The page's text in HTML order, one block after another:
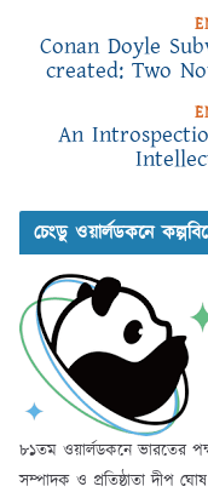
Conan Doyle
created: Two
An
চেংডু ওয়ার্লডকনে
৮১তম ওয়ার্লডকনে ভারতের
সম্পাদক ও প্রতিষ্ঠাতা দীপ